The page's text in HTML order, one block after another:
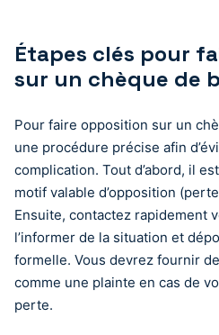
Étapes clés pour
sur un chèque de
Pour faire opposition sur un
une procédure précise afin
complication. Tout d’abord, il
motif valable d’opposition
Ensuite, contactez rapidement
l’informer de la situation et
formelle. Vous devrez fournir
comme une plainte en cas de
perte.